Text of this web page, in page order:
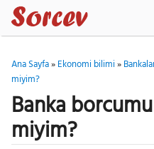
Ana Sayfa»Ekonomi bilimi»
miyim?
Banka
miyim?
Gezinti Menüsü